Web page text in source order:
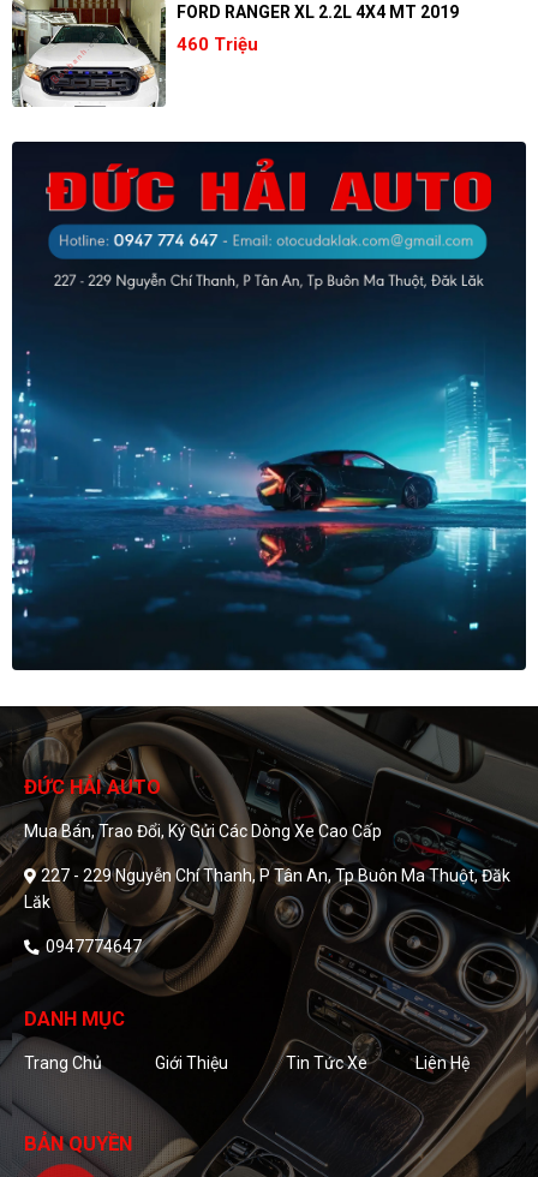
FORD RANGER XL 2.2L 4X4 MT 2019
460 Triệu
ĐỨC HẢI AUTO
Mua Bán, Trao Đổi, Ký Gửi Các Dòng Xe Cao Cấp
227 - 229 Nguyễn Chí Thanh, P Tân An, Tp Buôn Ma Thuột, Đăk
Lăk
0947774647
DANH MỤC
Trang Chủ Giới Thiệu Tin Tức Xe Liên Hệ
BẢN QUYỀN